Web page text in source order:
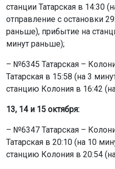
станции Татарская в 14:30
отправление с остановки
раньше), прибытие на
минут раньше);
– №6345 Татарская –
Татарская в 15:58 (на 3
станцию Колония в 16:42
13, 14 и 15 октября:
– №6347 Татарская –
Татарская в 20:10 (на 10
станцию Колония в 20:54